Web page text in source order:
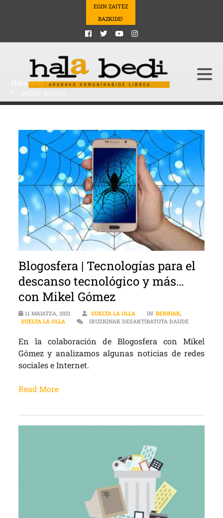
EGIN ZAITEZ
BAZKIDE!
Hala Bedi>
Blogosfera | Tecnologías para el
descanso tecnológico y más…
con Mikel Gómez
11 MAIATZA, 2021 SUELTA LA OLLA IN BERRIAK,
SUELTA LA OLLA
IRUZKINAK DESAKTIBATUTA DAUDE
En la colaboración de Blogosfera con Mikel
Gómez y analizamos algunas noticias de redes
sociales e Internet.
Read More